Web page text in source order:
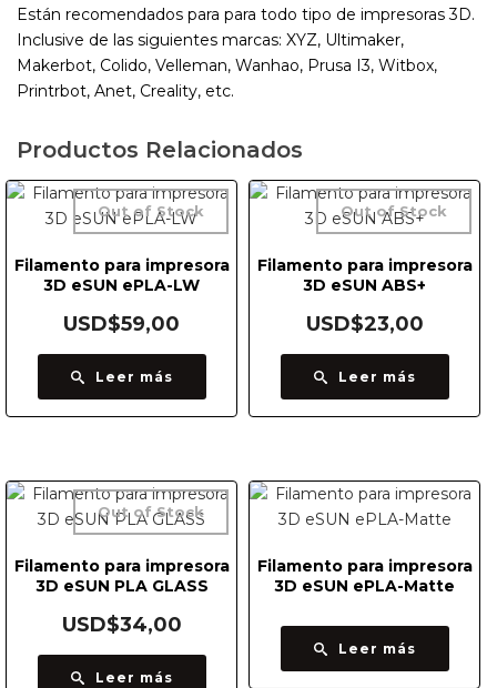
Están recomendados para para todo tipo de impresoras 3D.
Inclusive de las siguientes marcas: XYZ, Ultimaker,
Makerbot, Colido, Velleman, Wanhao, Prusa I3, Witbox,
Printrbot, Anet, Creality, etc.
Productos Relacionados
Filamento para impresora
3D eSUN ePLA-LW
Out of Stock
USD$59,00
Leer más
Filamento para impresora
3D eSUN ABS+
Out of Stock
USD$23,00
Leer más
Filamento para impresora
3D eSUN PLA GLASS
Out of Stock
USD$34,00
Leer más
Filamento para impresora
3D eSUN ePLA-Matte
Leer más